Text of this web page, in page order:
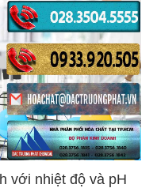
với nhiệt độ và pH